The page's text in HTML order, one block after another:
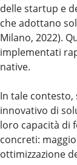
delle startup e
che adottano
Milano, 2022).
implementati
native.
In tale
innovativo di
loro capacità di
concreti:
ottimizzazione